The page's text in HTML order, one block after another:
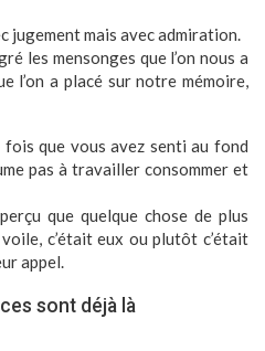
jugement mais avec admiration.
les mensonges que l’on nous a
l’on a placé sur notre mémoire,
fois que vous avez senti au fond
pas à travailler consommer et
que quelque chose de plus
c’était eux ou plutôt c’était
appel.
sont déjà là